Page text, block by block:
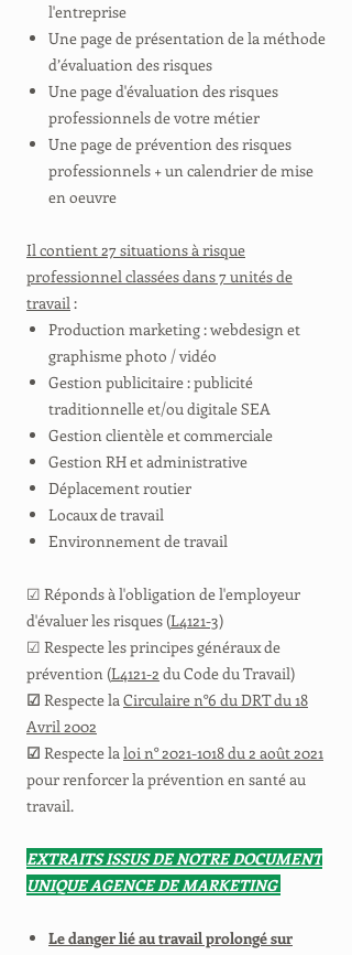
l'entreprise
Une page de présentation de la méthode
d’évaluation des risques
Une page d'évaluation des risques
professionnels de votre métier
Une page de prévention des risques
professionnels + un calendrier de mise
en oeuvre
Il contient 27 situations à risque
professionnel classées dans 7 unités de
travail:
Production marketing : webdesign et
graphisme photo / vidéo
Gestion publicitaire : publicité
traditionnelle et/ou digitale SEA
Gestion clientèle et commerciale
Gestion RH et administrative
Déplacement routier
Locaux de travail
Environnement de travail
☑ Réponds à l'obligation de l'employeur
d'évaluer les risques (L4121-3)
☑ Respecte les principes généraux de
prévention (L4121-2 du Code du Travail)
☑ Respecte laCirculaire n°6 du DRT du 18
Avril 2002
☑ Respecte laloi n° 2021-1018 du 2 août 2021
pour renforcer la prévention en santé au
travail.
EXTRAITS ISSUS DE NOTRE DOCUMENT
UNIQUE AGENCE DE MARKETING
Le danger lié au travail prolongé sur